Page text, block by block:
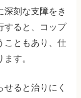
深刻な支障をき
すると、コップ
こともあり、仕
す。
ると治りにく